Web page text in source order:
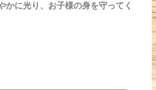
かに光り、お子様の身を守ってく